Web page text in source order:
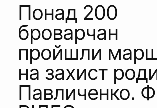
Понад 200
броварчан
пройшли
на захист
Павличенко.